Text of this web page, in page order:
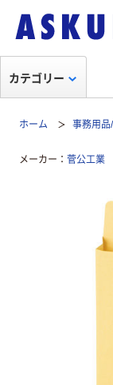
カテゴリー
ホーム 事務用品
メーカー 菅公工業